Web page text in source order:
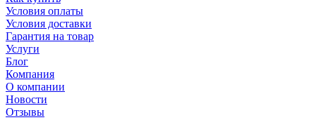
Условия оплаты
Условия доставки
Гарантия на товар
Услуги
Блог
Компания
О компании
Новости
Отзывы